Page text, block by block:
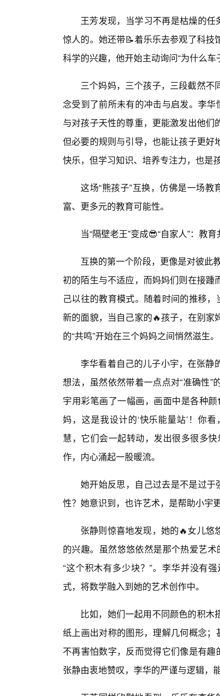
王芳发现，当学习不再是枯燥的任
惊人的。她还带📝着乐乐去参观了科
科学的兴趣，他开始主动询问“为什么车
三个妈妈，三个孩子，三段截然
念受到了前所未有的冲击与启发。李
与对孩子天性的尊重，更能激发出他
但必要的规则与引导，也能让孩子更
快乐，但学习知识、培养专注力，也是
这场“熊孩子”互换，仿佛是一场
富、更多元的教育可能性。
当“隔壁老王”变成😎“自家人”：教
互换的第一个阶段，更像是对彼此
初的陌生与不适应，而妈妈们则在接
己以往的教育模式。随着时间的推移
新的面貌，当自己家的🔥孩子，在别
的“共鸣”开始在三个妈妈之间悄然滋生。
李华看着自己的儿子小宇，在张静
想法，虽然依然带着一点点对“准确性
宇用彩笔画了一幅画，画面中是各种
妈，这是我设计的‘快乐能量站’！你
慧，它们会一起转动，发出很多很多
作，内心涌起一股暖流。
她开始反思，自己过去是不是过于
性？她意识到，也许艺术，是帮助小宇
张静则惊喜地发现，她的🔥女儿
的兴趣。虽然悠悠依然是那个热爱艺
“这个积木有多少块？”。李华并没有
式，将数学融入到她的艺术创作中。
比如，她们一起用不同颜色的积
纸上画出对称的图形，理解几何概念
不再害怕数字，反而觉得它们像是有
张静由衷地赞叹，李华的严谨与逻辑，